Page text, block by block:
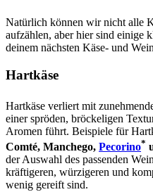
Natürlich können wir nicht alle
aufzählen, aber hier sind einige
deinem nächsten Käse- und
Hartkäse
Hartkäse verliert mit
einer spröden, bröckeligen
Aromen führt. Beispiele für
Comté, Manchego, Pecorino*
der Auswahl des passenden
kräftigeren, würzigeren und
wenig gereift sind.